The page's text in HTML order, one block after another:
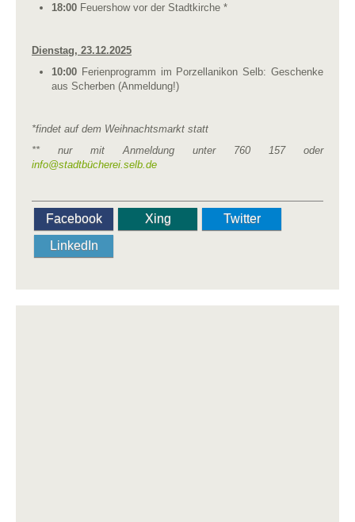
18:00 Feuershow vor der Stadtkirche *
Dienstag, 23.12.2025
10:00 Ferienprogramm im Porzellanikon Selb: Geschenke
aus Scherben (Anmeldung!)
*findet auf dem Weihnachtsmarkt statt
** nur mit Anmeldung unter 760 157 oder
info@stadtbücherei.selb.de
Facebook Xing
Twitter
LinkedIn